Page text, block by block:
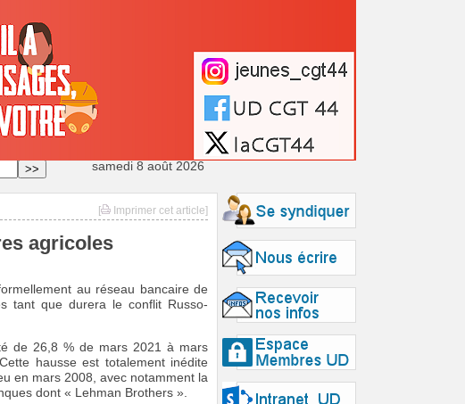
samedi 8 août 2026
[ Imprimer cet article]
agricoles
au réseau bancaire de
tant que durera le conflit Russo-
de 26,8 % de mars 2021 à mars
hausse est totalement inédite
en mars 2008, avec notamment la
dont « Lehman Brothers ».